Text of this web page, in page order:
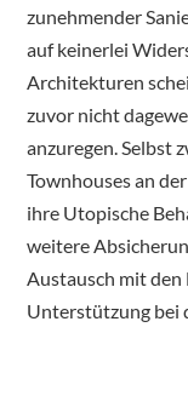
zunehmender
auf keinerlei
Architekturen
zuvor nicht
anzuregen. Selbst
Townhouses an
ihre Utopische
weitere
Austausch mit den
Unterstützung bei